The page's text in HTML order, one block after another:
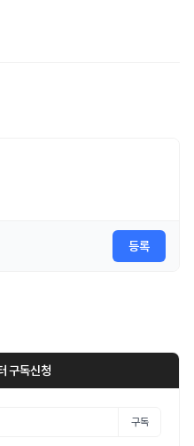
등록
구독신청
구독